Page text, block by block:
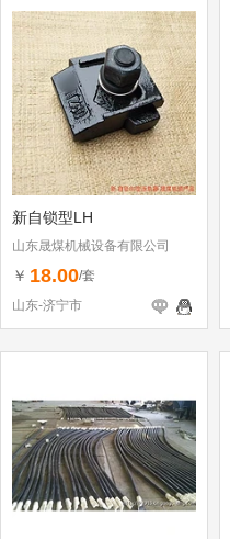
新自锁型LH
山东晟煤机械设备有限公司
￥ 18.00/套
山东-济宁市